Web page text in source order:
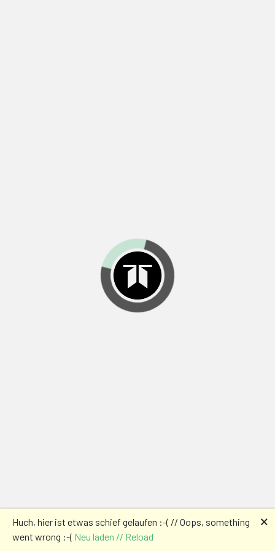
Huch, hier ist etwas schief gelaufen :-( // Oops, something
went wrong :-( Neu laden // Reload
🗙